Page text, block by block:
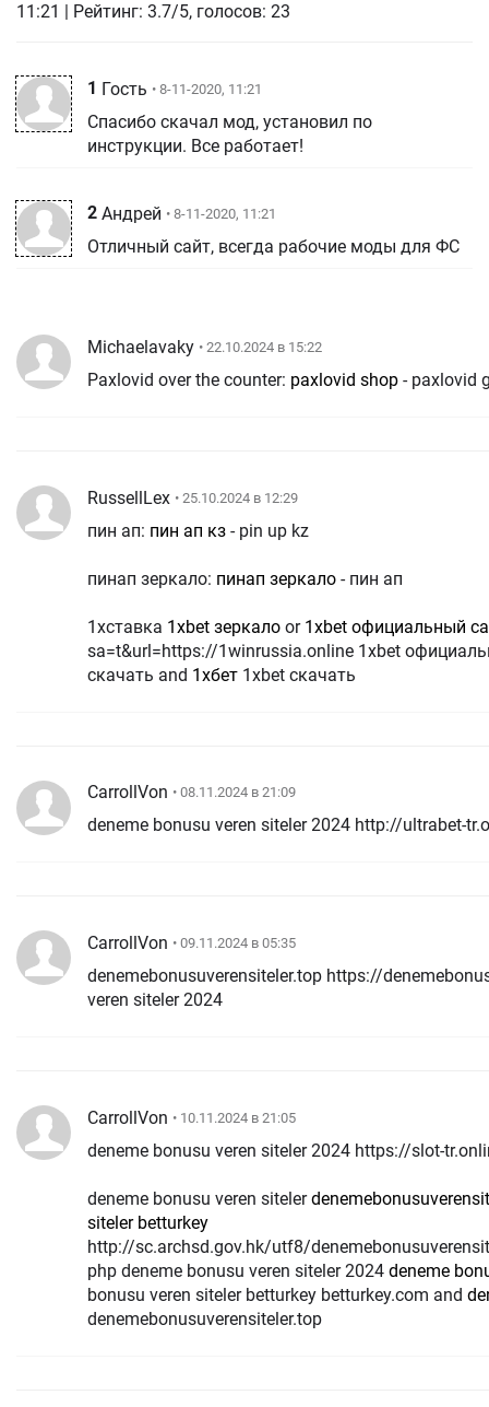
11:21
| Рейтинг: 3.7/5, голосов: 23
1 Гость • 8-11-2020, 11:21
Спасибо скачал мод, установил по
инструкции. Все работает!
2 Андрей • 8-11-2020, 11:21
Отличный сайт, всегда рабочие моды для ФС
Michaelavaky • 22.10.2024 в 15:22
Paxlovid over the counter: paxlovid shop - paxlovid
RussellLex • 25.10.2024 в 12:29
пин ап: пин ап кз - pin up kz
пинап зеркало: пинап зеркало - пин ап
1хставка 1xbet зеркало or 1xbet официальный
sa=t&url=https://1winrussia.online 1xbet
скачать and 1хбет 1xbet скачать
CarrollVon • 08.11.2024 в 21:09
deneme bonusu veren siteler 2024 http://ultrabet-
CarrollVon • 09.11.2024 в 05:35
denemebonusuverensiteler.top https://
veren siteler 2024
CarrollVon • 10.11.2024 в 21:05
deneme bonusu veren siteler 2024 https://slot-
deneme bonusu veren siteler
siteler betturkey
http://sc.archsd.gov.hk/utf8/
php deneme bonusu veren siteler 2024 deneme
bonusu veren siteler betturkey betturkey.com and
denemebonusuverensiteler.top